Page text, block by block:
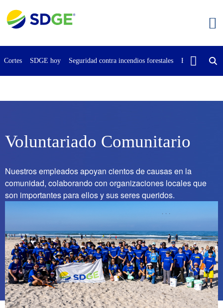
contenido
Cortes SDGE hoy Seguridad contra incendios forestales Buscar
Voluntariado Comunitario
Nuestros empleados apoyan cientos de causas en la
comunidad, colaborando con organizaciones locales que
son importantes para ellos y sus seres queridos.